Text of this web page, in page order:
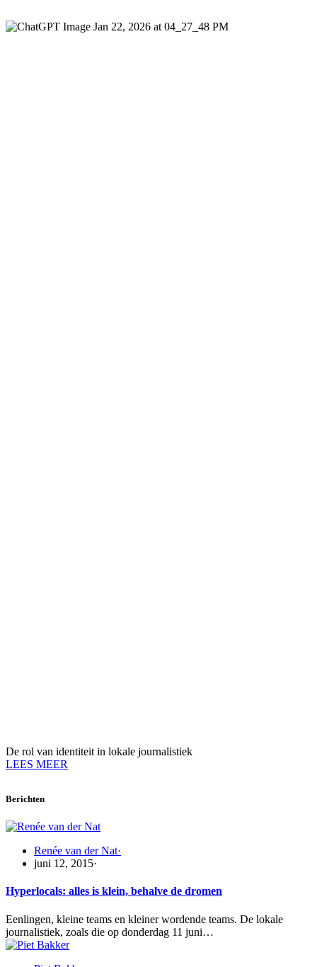
De rol van identiteit in lokale journalistiek
LEES MEER
Berichten
Renée van der Nat·
juni 12, 2015·
Hyperlocals: alles is klein, behalve de dromen
Eenlingen, kleine teams en kleiner wordende teams. De lokale
journalistiek, zoals die op donderdag 11 juni…